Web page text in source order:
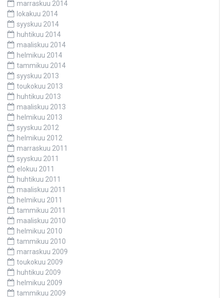
marraskuu 2014
lokakuu 2014
syyskuu 2014
huhtikuu 2014
maaliskuu 2014
helmikuu 2014
tammikuu 2014
syyskuu 2013
toukokuu 2013
huhtikuu 2013
maaliskuu 2013
helmikuu 2013
syyskuu 2012
helmikuu 2012
marraskuu 2011
syyskuu 2011
elokuu 2011
huhtikuu 2011
maaliskuu 2011
helmikuu 2011
tammikuu 2011
maaliskuu 2010
helmikuu 2010
tammikuu 2010
marraskuu 2009
toukokuu 2009
huhtikuu 2009
helmikuu 2009
tammikuu 2009